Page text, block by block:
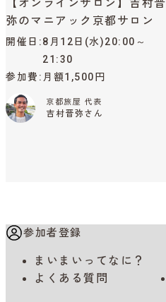
【オンラインサロン】吉村晋
弥のマニアック京都サロン
開催日
8月12日(水)20:00～
21:30
参加費
月額1,500円
京都旅屋 代表
吉村晋弥さん
参加者登録
まいまいってなに？
よくある質問